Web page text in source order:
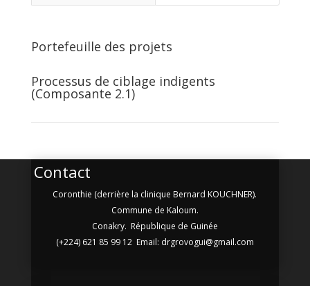
Portefeuille des projets
Processus de ciblage indigents
(Composante 2.1)
Contact
Coronthie (derrière la clinique Bernard KOUCHNER).
Commune de Kaloum.
Conakry. République de Guinée
(+224) 621 85 99 12 Email: drgrovogui@gmail.com